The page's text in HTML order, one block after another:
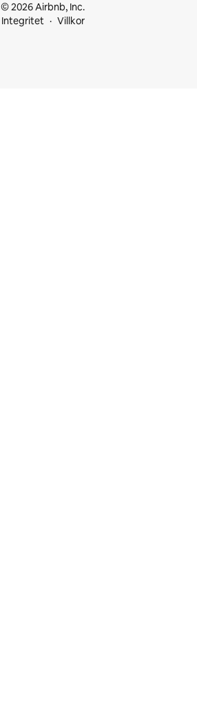
© 2026 Airbnb, Inc.
Integritet
Villkor